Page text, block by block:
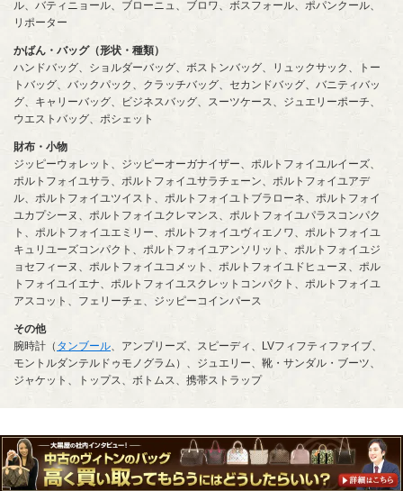
ル、バティニョール、ブローニュ、ブロワ、ボスフォール、ポパンクール、
リポーター
かばん・バッグ（形状・種類）
ハンドバッグ、ショルダーバッグ、ボストンバッグ、リュックサック、トー
トバッグ、バックパック、クラッチバッグ、セカンドバッグ、バニティバッ
グ、キャリーバッグ、ビジネスバッグ、スーツケース、ジュエリーポーチ、
ウエストバッグ、ポシェット
財布・小物
ジッピーウォレット、ジッピーオーガナイザー、ポルトフォイユルイーズ、
ポルトフォイユサラ、ポルトフォイユサラチェーン、ポルトフォイユアデ
ル、ポルトフォイユツイスト、ポルトフォイユトブラローネ、ポルトフォイ
ユカプシーヌ、ポルトフォイユクレマンス、ポルトフォイユパラスコンパク
ト、ポルトフォイユエミリー、ポルトフォイユヴィエノワ、ポルトフォイユ
キュリユーズコンパクト、ポルトフォイユアンソリット、ポルトフォイユジ
ョセフィーヌ、ポルトフォイユコメット、ポルトフォイユドヒューヌ、ポル
トフォイユイエナ、ポルトフォイユスクレットコンパクト、ポルトフォイユ
アスコット、フェリーチェ、ジッピーコインパース
その他
腕時計（ タンブール、アンプリーズ、スピーディ、LVフィフティファイブ、
モントルダンテルドゥモノグラム）、ジュエリー、靴・サンダル・ブーツ、
ジャケット、トップス、ボトムス、携帯ストラップ